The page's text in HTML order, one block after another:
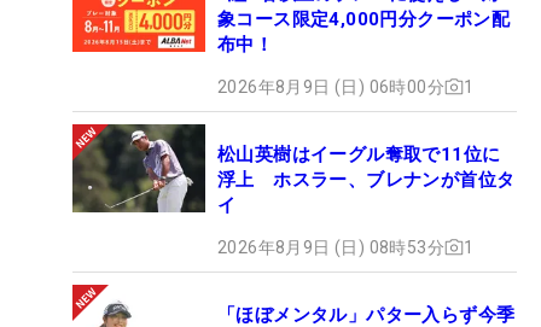
象コース限定4,000円分クーポン配
布中！
2026年8月9日 (日) 06時00分 1
松山英樹はイーグル奪取で11位に
浮上 ホスラー、ブレナンが首位タ
イ
2026年8月9日 (日) 08時53分 1
「ほぼメンタル」パター入らず今季